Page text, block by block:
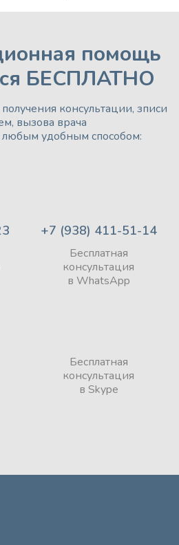
помощь
БЕСПЛАТНО
консультации, зписи
вызова врача
любым удобным способом:
+7 (938) 411-51-14
Бесплатная
консультация
в WhatsApp
Бесплатная
консультация
в Skype